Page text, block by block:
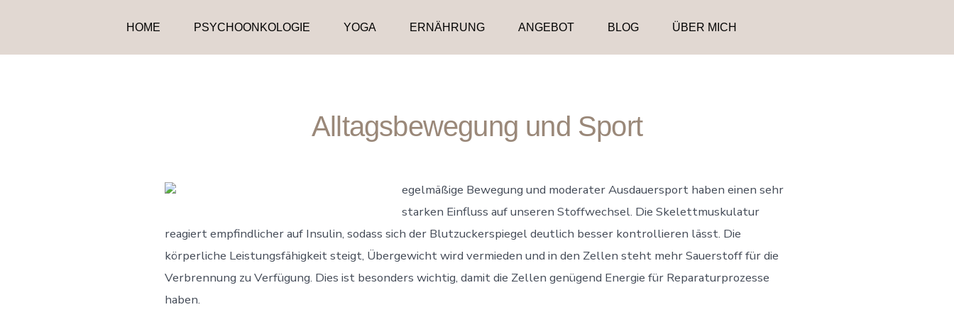
springen
HOME PSYCHOONKOLOGIE YOGA ERNÄHRUNG ANGEBOT BLOG ÜBER MICH
Alltagsbewegung und Sport
egelmäßige Bewegung und moderater Ausdauersport haben einen sehr
starken Einfluss auf unseren Stoffwechsel. Die Skelettmuskulatur
reagiert empfindlicher auf Insulin, sodass sich der Blutzuckerspiegel deutlich besser kontrollieren lässt. Die
körperliche Leistungsfähigkeit steigt, Übergewicht wird vermieden und in den Zellen steht mehr Sauerstoff für die
Verbrennung zu Verfügung. Dies ist besonders wichtig, damit die Zellen genügend Energie für Reparaturprozesse
haben.